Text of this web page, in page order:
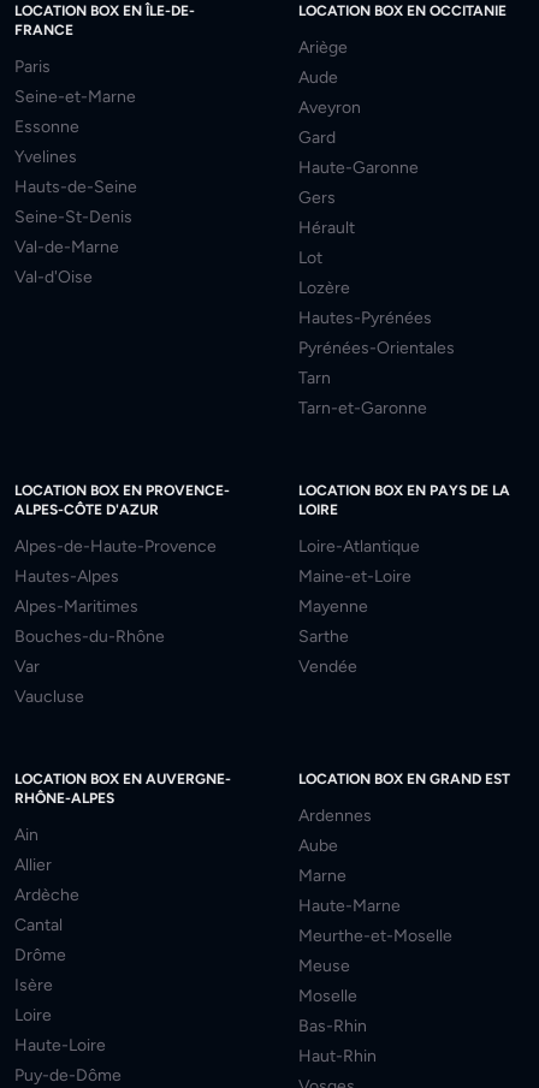
LOCATION BOX EN ÎLE-DE-
FRANCE
Paris
Seine-et-Marne
Essonne
Yvelines
Hauts-de-Seine
Seine-St-Denis
Val-de-Marne
Val-d'Oise
LOCATION BOX EN OCCITANIE
Ariège
Aude
Aveyron
Gard
Haute-Garonne
Gers
Hérault
Lot
Lozère
Hautes-Pyrénées
Pyrénées-Orientales
Tarn
Tarn-et-Garonne
LOCATION BOX EN PROVENCE-
ALPES-CÔTE D'AZUR
Alpes-de-Haute-Provence
Hautes-Alpes
Alpes-Maritimes
Bouches-du-Rhône
Var
Vaucluse
LOCATION BOX EN PAYS DE LA
LOIRE
Loire-Atlantique
Maine-et-Loire
Mayenne
Sarthe
Vendée
LOCATION BOX EN AUVERGNE-
RHÔNE-ALPES
Ain
Allier
Ardèche
Cantal
Drôme
Isère
Loire
Haute-Loire
Puy-de-Dôme
LOCATION BOX EN GRAND EST
Ardennes
Aube
Marne
Haute-Marne
Meurthe-et-Moselle
Meuse
Moselle
Bas-Rhin
Haut-Rhin